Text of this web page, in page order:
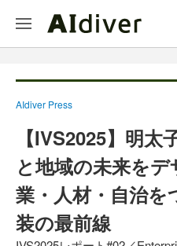
AIdiver Press
【IVS2025】明
と地域の未来を
業・人材・自治
装の最前線